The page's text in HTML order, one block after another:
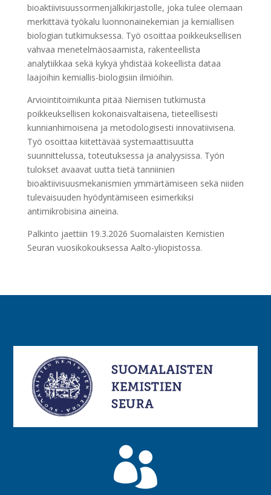
bioaktiivisuussormenjälkikirjastolle, joka tulee olemaan
merkittävä työkalu luonnonainekemian ja kemiallisen
biologian tutkimuksessa. Työ osoittaa poikkeuksellisen
vahvaa menetelmäosaamista, rakenteellista
analytiikkaa sekä kykyä yhdistää kokeellista dataa
laajoihin kemiallis-biologisiin ilmiöihin.
Arviointitoimikunta pitää Niemisen tutkimusta
poikkeuksellisen kokonaisvaltaisena, tieteellisesti
kunnianhimoisena ja metodologisesti innovatiivisena.
Työ osoittaa kiitettävää systemaattisuutta
suunnittelussa, toteutuksessa ja analyysissa. Työn
tulokset avaavat uutta tietä tanniinien
bioaktiivisuusmekanismien ymmärtämiseen sekä niiden
tulevaisuuden hyödyntämiseen esimerkiksi
antimikrobisina aineina.
Palkinto jaettiin 19.3.2026 Suomalaisten Kemistien
Seuran vuosikokouksessa Aalto-yliopistossa.
